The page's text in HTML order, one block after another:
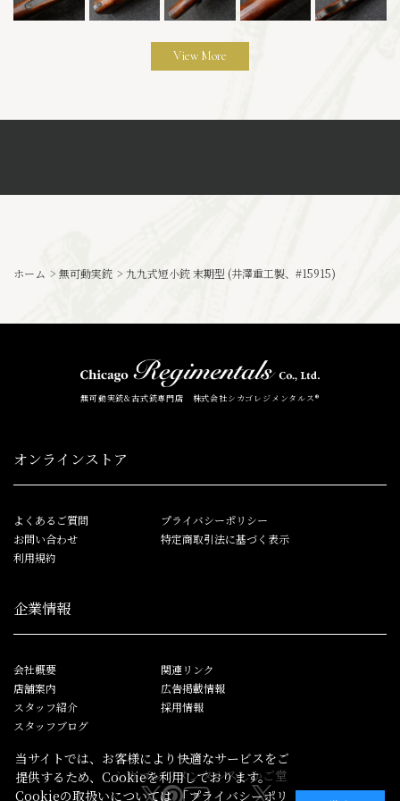
View More
ホーム > 無可動実銃 > 九九式短小銃 末期型 (井澤重工製、#15915)
無可動実銃&古式銃専門店 株式会社シカゴレジメンタルス®
オンラインストア
よくあるご質問
お問い合わせ
利用規約
プライバシーポリシー
特定商取引法に基づく表示
企業情報
会社概要
店舗案内
スタッフ紹介
スタッフブログ
関連リンク
広告掲載情報
採用情報
シカゴレジメンタルスしかご堂
当サイトでは、お客様により快適なサービスをご
提供するため、Cookieを利用しております。
Cookieの取扱いについては「プライバシーポリ